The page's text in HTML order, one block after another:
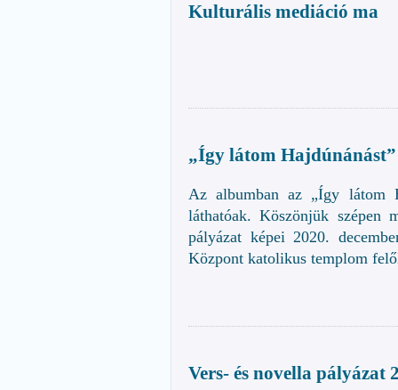
Kulturális mediáció ma
„Így látom
Az albumban az „Így látom
láthatóak. Köszönjük szépen
pályázat képei 2020.
Központ katolikus templom
Vers- és novella pályázat